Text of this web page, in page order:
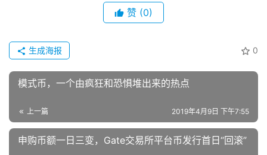
赞 (0)
0
生成海报
模式币，一个由疯狂和恐惧堆出来的热点
上一篇 2019年4月9日 下午7:55
申购币额一日三变，Gate交易所平台币发行首日“回滚”